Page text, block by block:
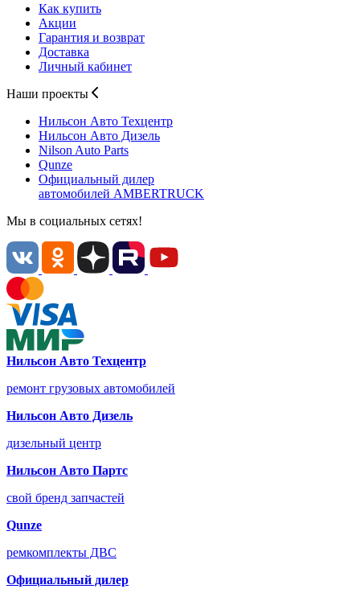
Как купить
Акции
Гарантия и возврат
Доставка
Личный кабинет
Наши проекты
Нильсон Авто Техцентр
Нильсон Авто Дизель
Nilson Auto Parts
Qunze
Официальный дилер
автомобилей AMBERTRUCK
Мы в социальных сетях!
Нильсон Авто Техцентр
ремонт грузовых автомобилей
Нильсон Авто Дизель
дизельный центр
Нильсон Авто Партс
свой бренд запчастей
Qunze
ремкомплекты ДВС
Официальный дилер